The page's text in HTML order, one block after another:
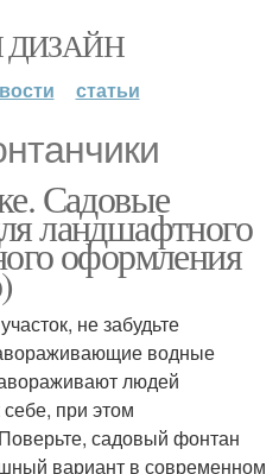
ДИЗАЙН
статьи
Садовые
ландшафтного
оформления
не забудьте
водные
людей
при этом
садовый фонтан
вариант в современном